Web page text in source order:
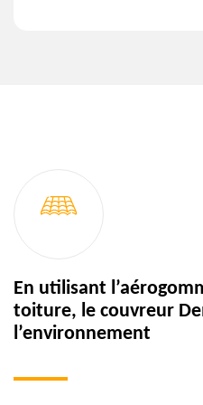
En utilisant
toiture, le couvreur
l’environnement